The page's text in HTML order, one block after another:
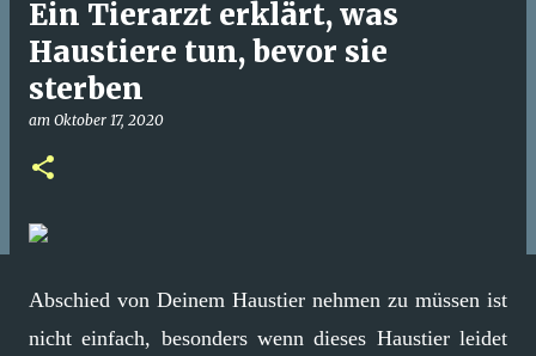
Ein Tierarzt erklärt, was
Haustiere tun, bevor sie
sterben
am Oktober 17, 2020
Abschied von Deinem Haustier nehmen zu müssen ist
nicht einfach, besonders wenn dieses Haustier leidet